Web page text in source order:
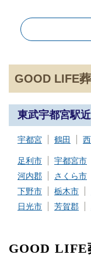
GOOD LIFE
東武宇都宮駅
宇都宮 鶴田
足利市 宇都宮市
河内郡
さくら市
下野市
栃木市
日光市
芳賀郡
GOOD LIFE